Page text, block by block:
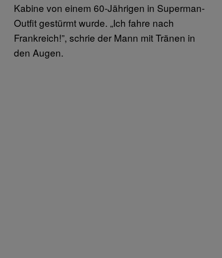
Kabine von einem 60-Jährigen in Superman-
Outfit gestürmt wurde. „Ich fahre nach
Frankreich!”, schrie der Mann mit Tränen in
den Augen.